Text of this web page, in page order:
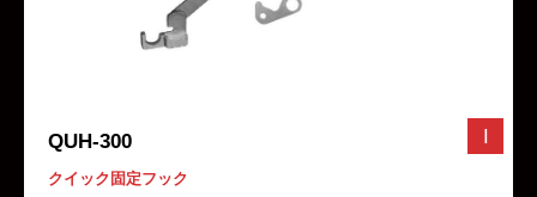
QUH-300
クイック固定フック
I